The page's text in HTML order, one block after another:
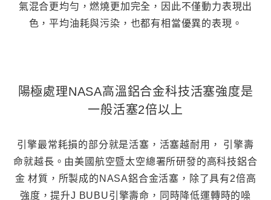
氣混合更均勻，燃燒更加完全，因此不僅動力表現出
色，平均油耗與污染，也都有相當優異的表現。
陽極處理NASA高溫鋁合金科技活塞強度是
一般活塞2倍以上
引擎最常耗損的部分就是活塞，活塞越耐用， 引擎壽
命就越長。由美國航空暨太空總署所研發的高科技鋁合
金 材質，所製成的NASA鋁合金活塞，除了具有2倍高
強度，提升J BUBU引擎壽命，同時降低運轉時的噪